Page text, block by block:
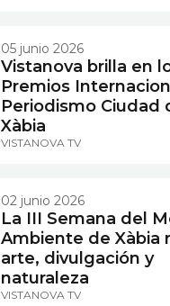
05 junio 2026
Vistanova brilla en
Premios
Periodismo Ciudad
Xàbia
VISTANOVA TV
02 junio 2026
La III Semana del
Ambiente de Xàbia
arte, divulgación y
naturaleza
VISTANOVA TV